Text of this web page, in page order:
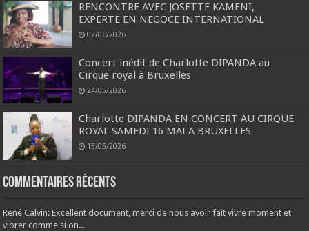
RENCONTRE AVEC JOSETTE KAMENI,
EXPERTE EN NEGOCE INTERNATIONAL
02/06/2026
Concert inédit de Charlotte DIPANDA au
Cirque royal à Bruxelles
24/05/2026
Charlotte DIPANDA EN CONCERT AU CIRQUE
ROYAL SAMEDI 16 MAI A BRUXELLES
15/05/2026
Commentaires récents
René Calvin: Excellent document, merci de nous avoir fait vivre moment et
vibrer comme si on...